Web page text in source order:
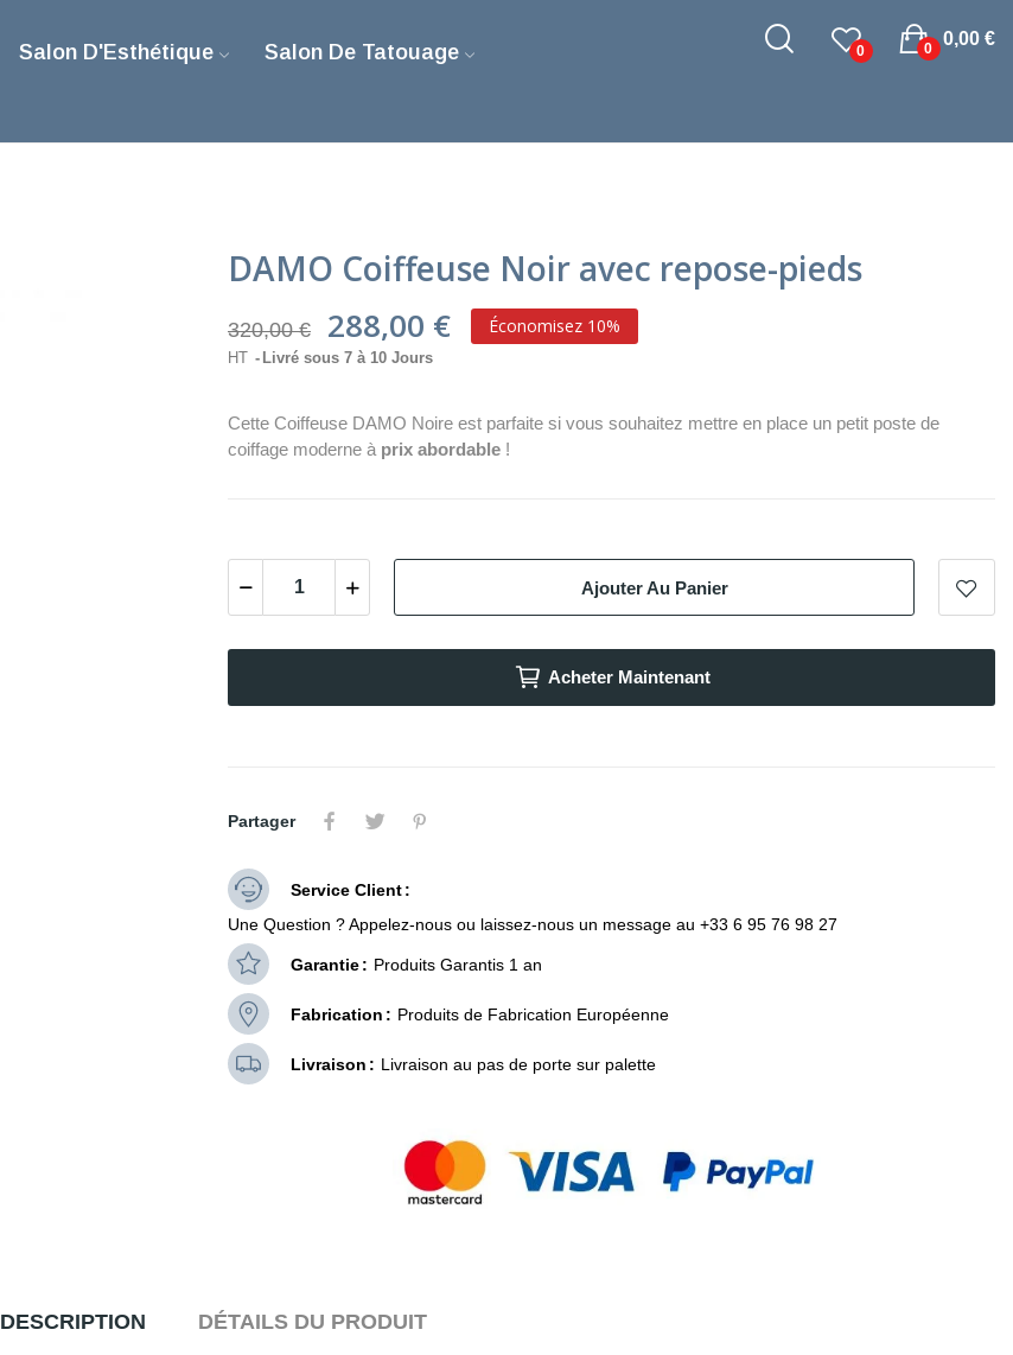
Salon D'Esthétique
Salon De Tatouage
0
0,00 €
0
DAMO Coiffeuse Noir avec repose-pieds
320,00 € 288,00 € Économisez 10%
HT Livré sous 7 à 10 Jours
Cette Coiffeuse DAMO Noire est parfaite si vous souhaitez mettre en place un petit poste de
coiffage moderne à prix abordable !
Ajouter Au Panier
Acheter Maintenant
Partager
Service Client
Une Question ? Appelez-nous ou laissez-nous un message au +33 6 95 76 98 27
Garantie Produits Garantis 1 an
Fabrication Produits de Fabrication Européenne
Livraison Livraison au pas de porte sur palette
DESCRIPTION DÉTAILS DU PRODUIT